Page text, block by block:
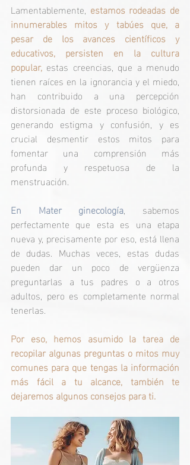
Lamentablemente, estamos rodeadas de
innumerables mitos y tabúes que, a
pesar de los avances científicos y
educativos, persisten en la cultura
popular, estas creencias, que a menudo
tienen raíces en la ignorancia y el miedo,
han contribuido a una percepción
distorsionada de este proceso biológico,
generando estigma y confusión, y es
crucial desmentir estos mitos para
fomentar una comprensión más
profunda y respetuosa de la
menstruación.
En Mater ginecología, sabemos
perfectamente que esta es una etapa
nueva y, precisamente por eso, está llena
de dudas. Muchas veces, estas dudas
pueden dar un poco de vergüenza
preguntarlas a tus padres o a otros
adultos, pero es completamente normal
tenerlas.
Por eso, hemos asumido la tarea de
recopilar algunas preguntas o mitos muy
comunes para que tengas la información
más fácil a tu alcance, también te
dejaremos algunos consejos para ti.